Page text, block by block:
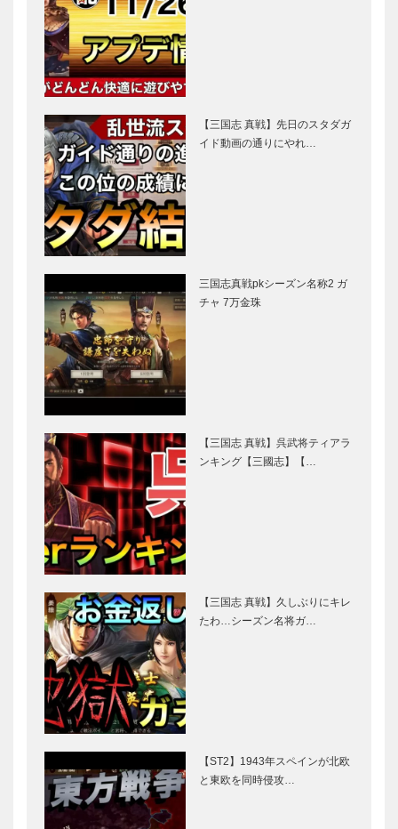
【三国志 真戦】先日のスタダガ
イド動画の通りにやれ…
三国志真戦pkシーズン名称2 ガ
チャ 7万金珠
【三国志 真戦】呉武将ティアラ
ンキング【三國志】【…
【三国志 真戦】久しぶりにキレ
たわ…シーズン名将ガ…
【ST2】1943年スペインが北欧
と東欧を同時侵攻…